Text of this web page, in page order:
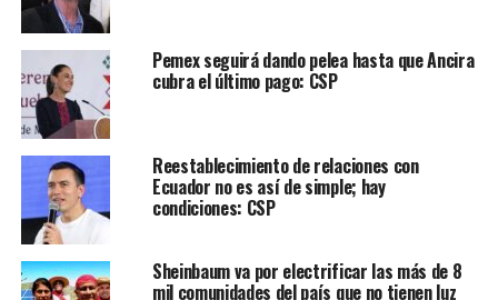
Pemex seguirá dando pelea hasta que Ancira
cubra el último pago: CSP
Reestablecimiento de relaciones con
Ecuador no es así de simple; hay
condiciones: CSP
Sheinbaum va por electrificar las más de 8
mil comunidades del país que no tienen luz